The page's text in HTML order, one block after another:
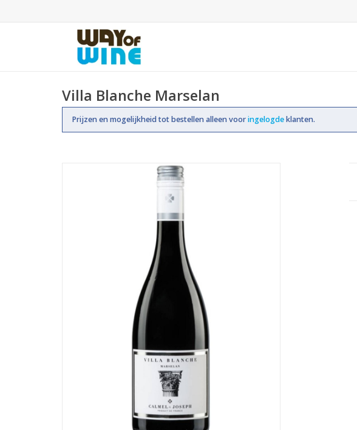
Villa Blanche Marselan
Prijzen en mogelijkheid tot bestellen alleen vooringelogdeklanten.